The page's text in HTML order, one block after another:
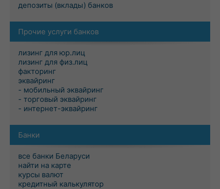
депозиты (вклады) банков
Прочие услуги банков
лизинг для юр.лиц
лизинг для физ.лиц
факторинг
эквайринг
- мобильный эквайринг
- торговый эквайринг
- интернет-эквайринг
Банки
все банки Беларуси
найти на карте
курсы валют
кредитный калькулятор